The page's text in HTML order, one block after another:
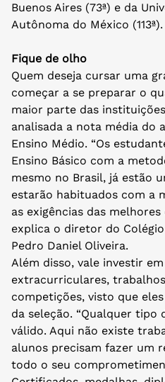
Buenos Aires (73ª) e da
Autônoma do México (113ª).
Fique de olho
Quem deseja cursar uma
começar a se preparar o
maior parte das
analisada a nota média do
Ensino Médio. “Os
Ensino Básico com a
mesmo no Brasil, já estão
estarão habituados com a
as exigências das melhores
explica o diretor do
Pedro Daniel Oliveira.
Além disso, vale investir
extracurriculares,
competições, visto que
da seleção. “Qualquer
válido. Aqui não existe
alunos precisam fazer um
todo o seu